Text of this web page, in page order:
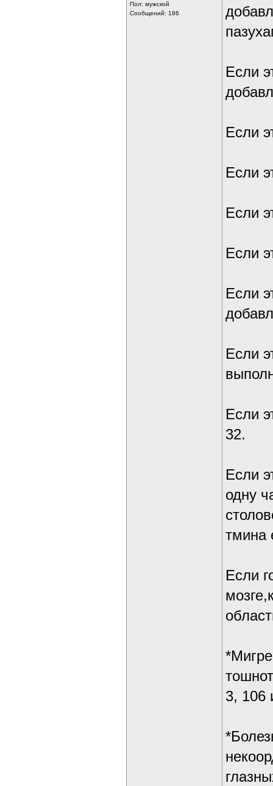
Пол: мужской
Сообщений: 186
Если
Если
Если
Если
Если
Если
Если
Если
32.
Если
одну
тмина
Если
3, 106